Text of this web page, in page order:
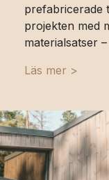
prefabricerade
projekten med
materialsatser
Läs mer >